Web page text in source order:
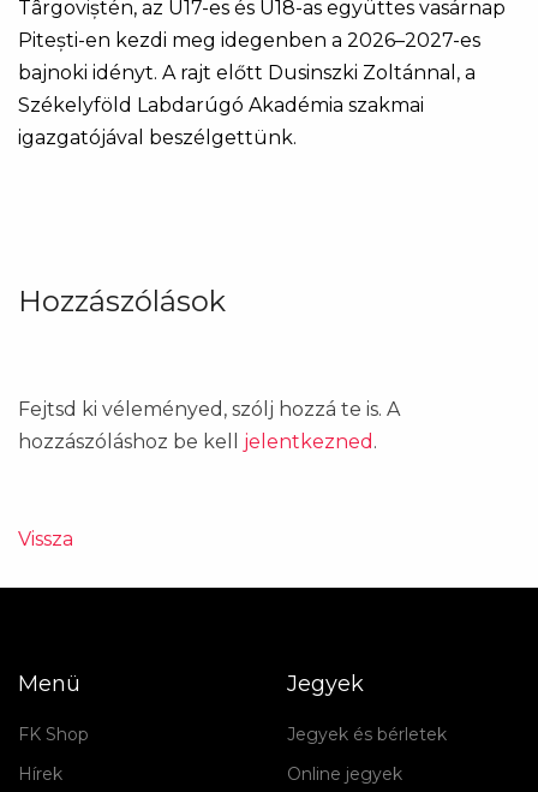
Târgoviștén, az U17-es és U18-as együttes vasárnap
Pitești-en kezdi meg idegenben a 2026–2027-es
bajnoki idényt. A rajt előtt Dusinszki Zoltánnal, a
Székelyföld Labdarúgó Akadémia szakmai
igazgatójával beszélgettünk.
Hozzászólások
Fejtsd ki véleményed, szólj hozzá te is. A
hozzászóláshoz be kell jelentkezned .
Vissza
Menü
FK Shop
Hírek
Jegyek
Jegyek és bérletek
Online jegyek